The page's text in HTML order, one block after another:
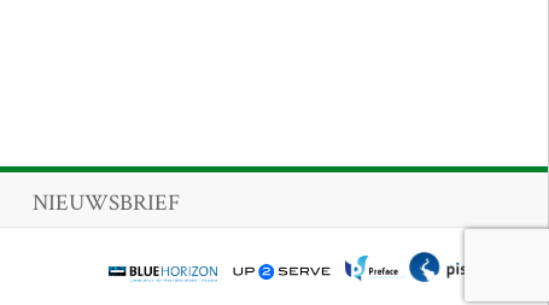
NIEUWSBRIEF